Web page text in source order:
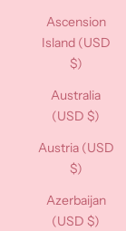
Ascension
Island (USD
$)
Australia
(USD $)
Austria (USD
$)
Azerbaijan
(USD $)